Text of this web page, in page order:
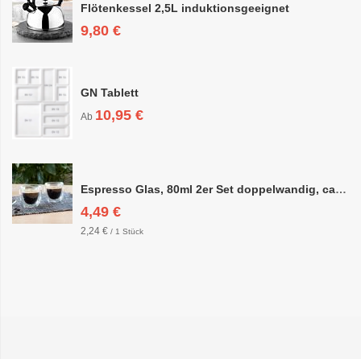
Flötenkessel 2,5L induktionsgeeignet
9,80 €
GN Tablett
Ab 10,95 €
Espresso Glas, 80ml 2er Set doppelwandig, ca. 6,3 x 6,4cm
4,49 €
2,24 € / 1 Stück